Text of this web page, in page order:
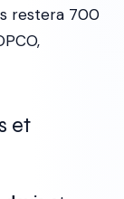
restera 700
et